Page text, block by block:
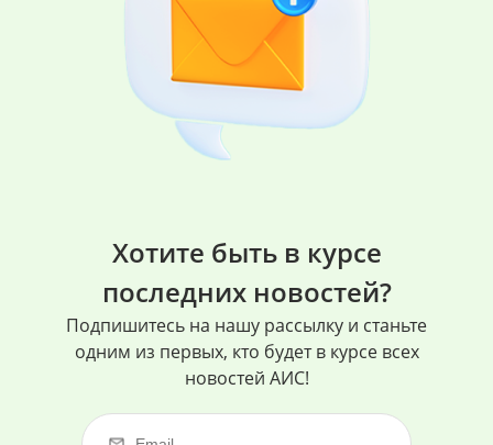
Хотите быть в курсе
последних новостей?
Подпишитесь на нашу рассылку и станьте
одним из первых, кто будет в курсе всех
новостей АИС!